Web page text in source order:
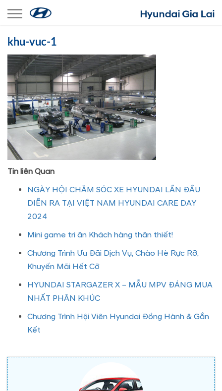
Toggle navigation
khu-vuc-1
Tin liên Quan
NGÀY HỘI CHĂM SÓC XE HYUNDAI LẦN ĐẦU
DIỄN RA TẠI VIỆT NAM HYUNDAI CARE DAY
2024
Mini game tri ân Khách hàng thân thiết!
Chương Trình Ưu Đãi Dịch Vụ, Chào Hè Rực Rỡ,
Khuyến Mãi Hết Cỡ
HYUNDAI STARGAZER X – MẪU MPV ĐÁNG MUA
NHẤT PHÂN KHÚC
Chương Trình Hội Viên Hyundai Đồng Hành & Gắn
Kết